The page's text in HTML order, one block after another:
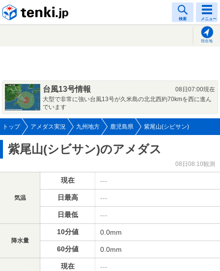
検索 メニュー
現在地
台風13号情報
08日07:00現在
大型で非常に強い台風13号が久米島の北北西約70kmを西に進ん
でいます
トップ アメダス実況 九州地方 鹿児島県 紫尾山(シビサン)
紫尾山(シビサン)のアメダス
08日08:10観測
気温
現在 ---
日最高 ---
日最低 ---
降水量
10分値 0.0mm
60分値 0.0mm
現在 ---